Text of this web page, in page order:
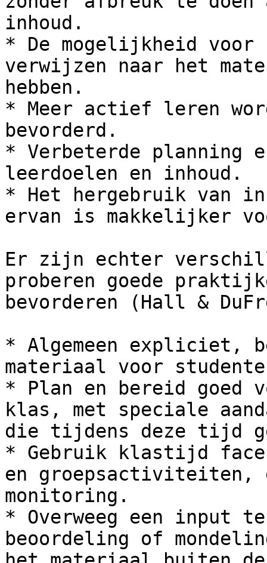
inhoud.
* De mogelijkheid voor
verwijzen naar het
hebben.
* Meer actief leren
bevorderd.
* Verbeterde planning
leerdoelen en inhoud.
* Het hergebruik van
ervan is makkelijker
Er zijn echter
proberen goede
bevorderen (Hall &
* Algemeen expliciet,
materiaal voor
* Plan en bereid goed
klas, met speciale
die tijdens deze tijd
* Gebruik klastijd
en groepsactiviteiten,
monitoring.
* Overweeg een input
beoordeling of